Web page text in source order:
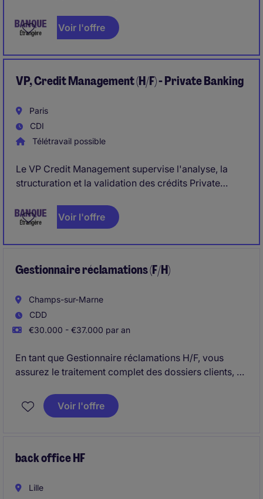
performance, en lien étroit avec le siège.
Responsable du contrôle financier, du budget, de la
interne et de conseil stratégique
Voir l'offre
VP, Credit Management (H/F) - Private Banking
Paris
CDI
Télétravail possible
Le VP Credit Management supervise l'analyse, la
structuration et la validation des crédits Private
Lombard et solutions sur mesure. Il garantit la qualité
du portefeuille, la conformité réglementaire
Voir l'offre
Gestionnaire réclamations (F/H)
Champs-sur-Marne
CDD
€30.000 - €37.000 par an
En tant que Gestionnaire réclamations H/F, vous
assurez le traitement complet des dossiers clients, de
objectif de satisfaction durable. Le poste est basé à
Champs-sur-Marne et s'inscrit dans une logique
Voir l'offre
back office HF
Lille